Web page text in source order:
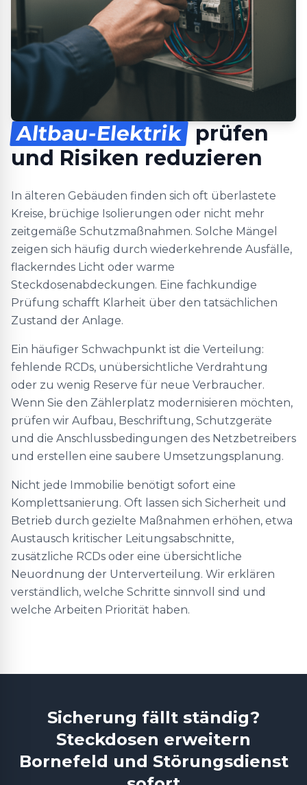
Altbau-Elektrik prüfen
und Risiken reduzieren
In älteren Gebäuden finden sich oft überlastete
Kreise, brüchige Isolierungen oder nicht mehr
zeitgemäße Schutzmaßnahmen. Solche Mängel
zeigen sich häufig durch wiederkehrende Ausfälle,
flackerndes Licht oder warme
Steckdosenabdeckungen. Eine fachkundige
Prüfung schafft Klarheit über den tatsächlichen
Zustand der Anlage.
Ein häufiger Schwachpunkt ist die Verteilung:
fehlende RCDs, unübersichtliche Verdrahtung
oder zu wenig Reserve für neue Verbraucher.
Wenn Sie den Zählerplatz modernisieren möchten,
prüfen wir Aufbau, Beschriftung, Schutzgeräte
und die Anschlussbedingungen des Netzbetreibers
und erstellen eine saubere Umsetzungsplanung.
Nicht jede Immobilie benötigt sofort eine
Komplettsanierung. Oft lassen sich Sicherheit und
Betrieb durch gezielte Maßnahmen erhöhen, etwa
Austausch kritischer Leitungsabschnitte,
zusätzliche RCDs oder eine übersichtliche
Neuordnung der Unterverteilung. Wir erklären
verständlich, welche Schritte sinnvoll sind und
welche Arbeiten Priorität haben.
Sicherung fällt ständig?
Steckdosen erweitern
Bornefeld und Störungsdienst